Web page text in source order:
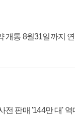
개통 8월31일까지
전 판매 '144만 대' 역